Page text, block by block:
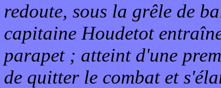
redoute, sous la grêle de
capitaine Houdetot
parapet ; atteint d'une
de quitter le combat et